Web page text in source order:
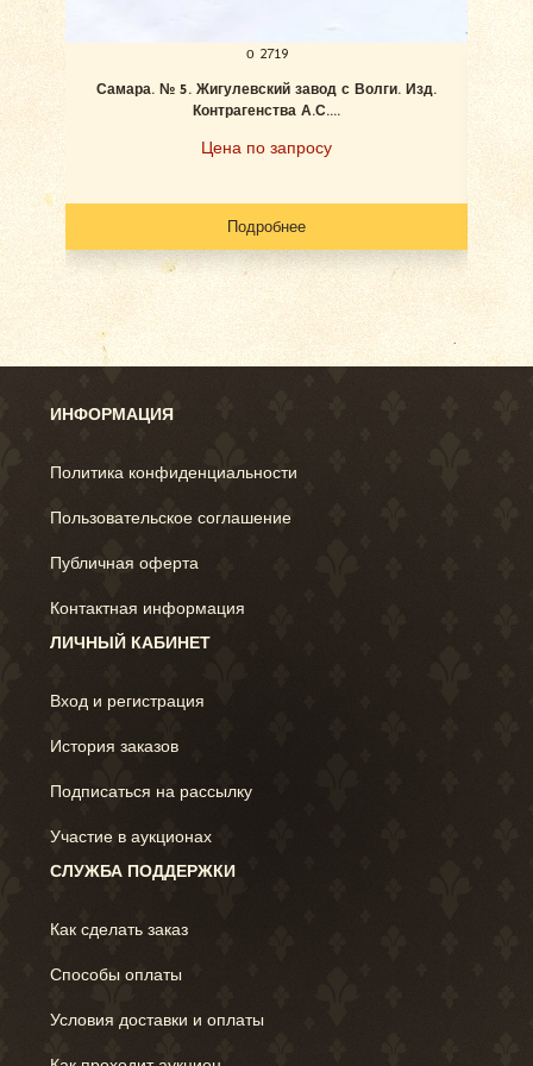
о 2719
Самара. № 5. Жигулевский завод с Волги. Изд.
Контрагенства А.С....
Цена по запросу
Подробнее
ИНФОРМАЦИЯ
Политика конфиденциальности
Пользовательское соглашение
Публичная оферта
Контактная информация
ЛИЧНЫЙ КАБИНЕТ
Вход и регистрация
История заказов
Подписаться на рассылку
Участие в аукционах
СЛУЖБА ПОДДЕРЖКИ
Как сделать заказ
Способы оплаты
Условия доставки и оплаты